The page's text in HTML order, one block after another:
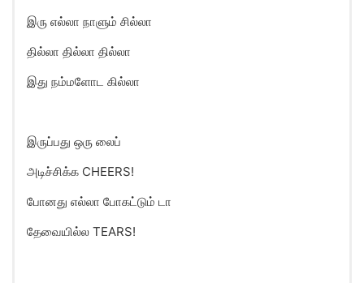
இரு எல்லா நாளும் சில்லா
தில்லா தில்லா தில்லா
இது நம்மளோட கில்லா
இருப்பது ஒரு லைப்
அடிச்சிக்க CHEERS!
போனது எல்லா போகட்டும் டா
தேவையில்ல TEARS!